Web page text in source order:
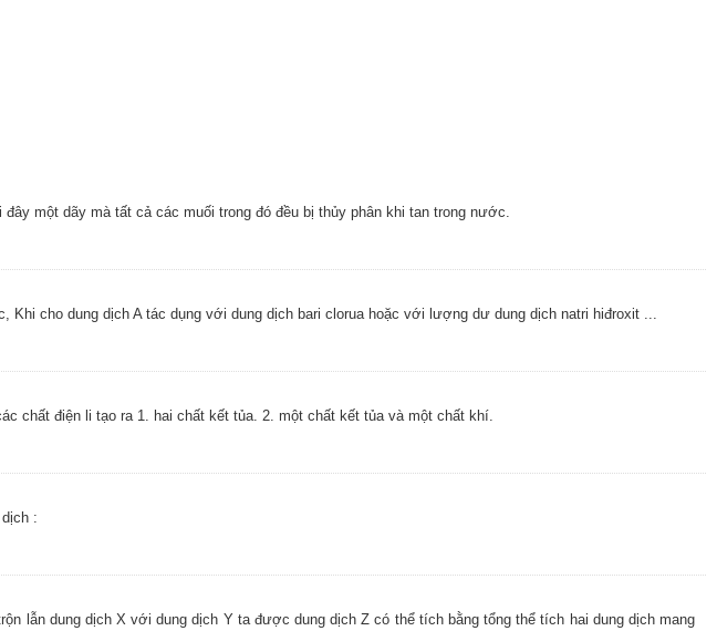
một dãy mà tất cả các muối trong đó đều bị thủy phân khi tan trong nước.
cho dung dịch A tác dụng với dung dịch bari clorua hoặc với lượng dư dung dịch natri hiđroxit ...
chất điện li tạo ra 1. hai chất kết tủa. 2. một chất kết tủa và một chất khí.
:
lẫn dung dịch X với dung dịch Y ta được dung dịch Z có thể tích bằng tổng thể tích hai dung dịch mang